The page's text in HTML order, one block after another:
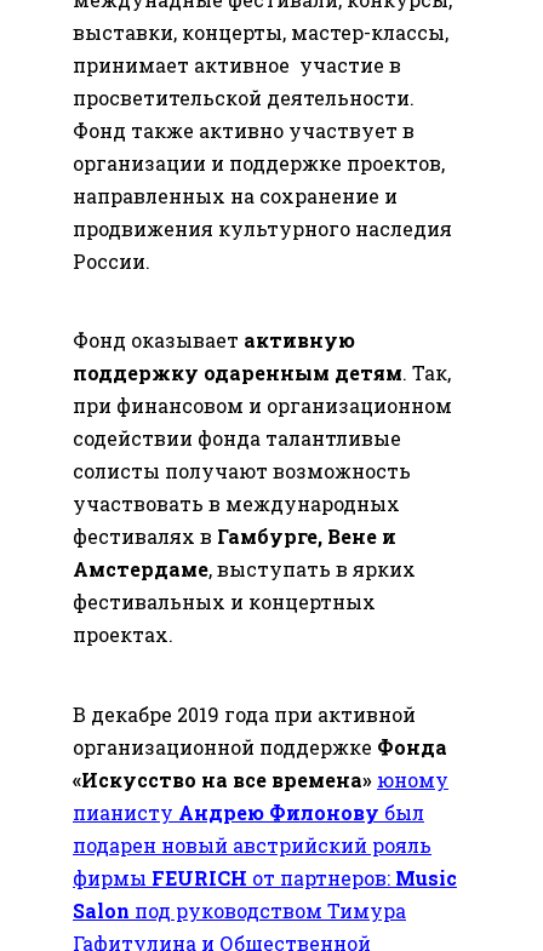
выставки, концерты, мастер-классы,
принимает активное участие в
просветительской деятельности.
Фонд также активно участвует в
организации и поддержке проектов,
направленных на сохранение и
продвижения культурного наследия
России.
Фонд оказывает активную
поддержку одаренным детям. Так,
при финансовом и организационном
содействии фонда талантливые
солисты получают возможность
участвовать в международных
фестивалях в Гамбурге, Вене и
Амстердаме, выступать в ярких
фестивальных и концертных
проектах.
В декабре 2019 года при активной
организационной поддержке Фонда
«Искусство на все времена» юному
пианисту Андрею Филонову был
подарен новый австрийский рояль
фирмы FEURICH от партнеров: Music
Salon под руководством Тимура
Гафитулина и Общественной